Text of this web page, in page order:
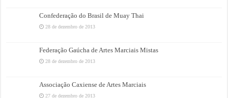
Confederação do Brasil de Muay Thai
28 de dezembro de 2013
Federação Gaúcha de Artes Marciais Mistas
28 de dezembro de 2013
Associação Caxiense de Artes Marciais
27 de dezembro de 2013